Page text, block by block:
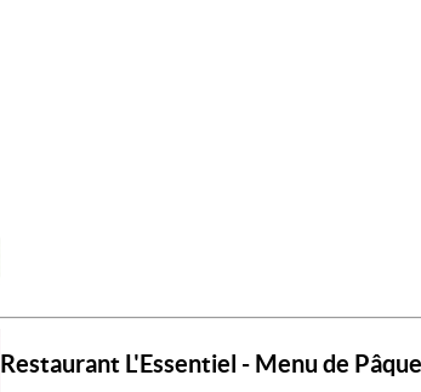
Restaurant L'Essentiel - Menu de